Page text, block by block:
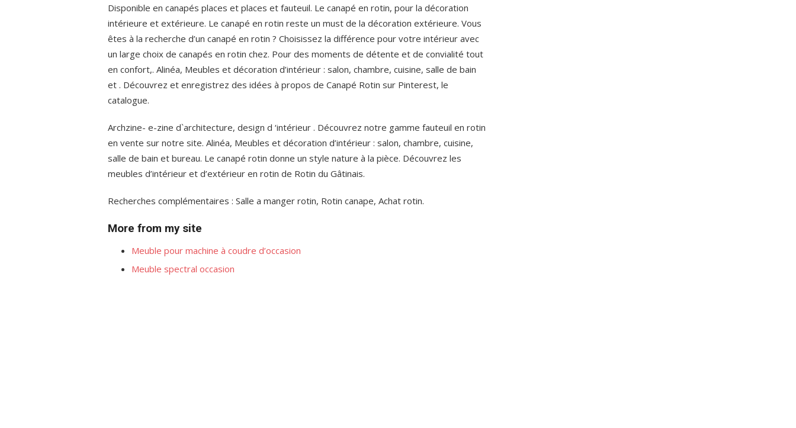
Disponible en canapés places et places et fauteuil. Le canapé en rotin, pour la décoration
intérieure et extérieure. Le canapé en rotin reste un must de la décoration extérieure. Vous
êtes à la recherche d’un canapé en rotin ? Choisissez la différence pour votre intérieur avec
un large choix de canapés en rotin chez. Pour des moments de détente et de convialité tout
en confort,. Alinéa, Meubles et décoration d’intérieur : salon, chambre, cuisine, salle de bain
et . Découvrez et enregistrez des idées à propos de Canapé Rotin sur Pinterest, le
catalogue.
Archzine- e-zine d`architecture, design d ‘intérieur . Découvrez notre gamme fauteuil en rotin
en vente sur notre site. Alinéa, Meubles et décoration d’intérieur : salon, chambre, cuisine,
salle de bain et bureau. Le canapé rotin donne un style nature à la pièce. Découvrez les
meubles d’intérieur et d’extérieur en rotin de Rotin du Gâtinais.
Recherches complémentaires : Salle a manger rotin, Rotin canape, Achat rotin.
More from my site
Meuble pour machine à coudre d’occasion
Meuble spectral occasion